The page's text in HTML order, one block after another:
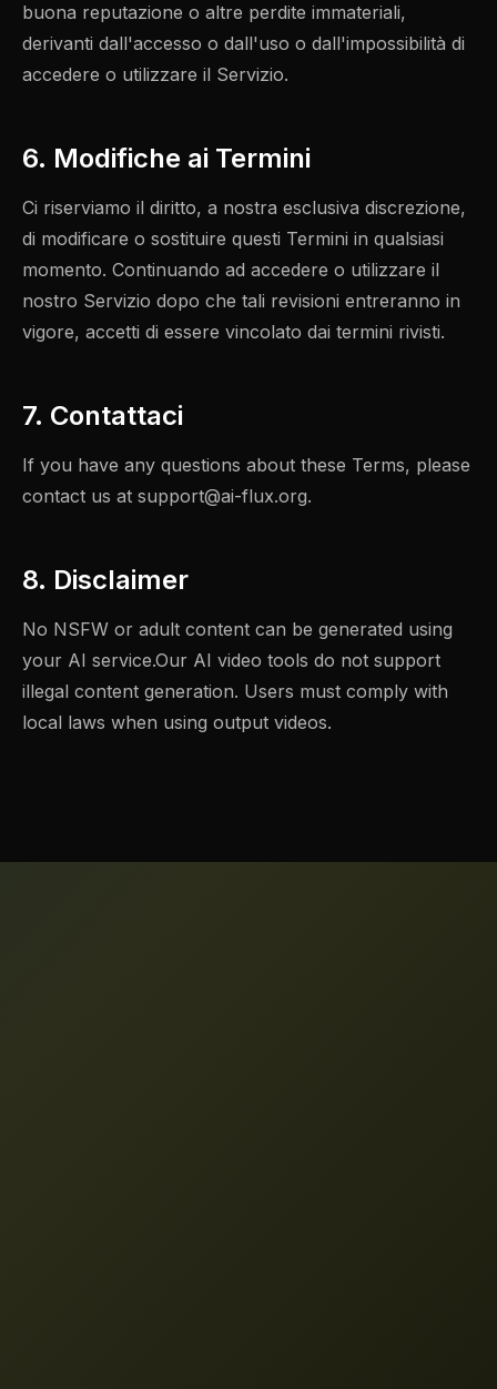
buona reputazione o altre perdite immateriali,
derivanti dall'accesso o dall'uso o dall'impossibilità di
accedere o utilizzare il Servizio.
6. Modifiche ai Termini
Ci riserviamo il diritto, a nostra esclusiva discrezione,
di modificare o sostituire questi Termini in qualsiasi
momento. Continuando ad accedere o utilizzare il
nostro Servizio dopo che tali revisioni entreranno in
vigore, accetti di essere vincolato dai termini rivisti.
7. Contattaci
If you have any questions about these Terms, please
contact us at support@ai-flux.org.
8. Disclaimer
No NSFW or adult content can be generated using
your AI service.Our AI video tools do not support
illegal content generation. Users must comply with
local laws when using output videos.